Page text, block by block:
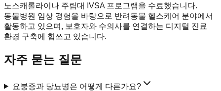
노스캐롤라이나 주립대 IVSA 프로그램을 수료했습니다.
동물병원 임상 경험을 바탕으로 반려동물 헬스케어 분야에서
활동하고 있으며, 보호자와 수의사를 연결하는 디지털 진료
환경 구축에 힘쓰고 있습니다.
자주 묻는 질문
요붕증과 당뇨병은 어떻게 다른가요?